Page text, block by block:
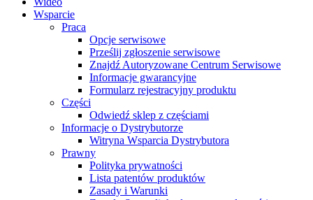
Wsparcie
Praca
Opcje serwisowe
Prześlij zgłoszenie serwisowe
Znajdź Autoryzowane Centrum Serwisowe
Informacje gwarancyjne
Formularz rejestracyjny produktu
Części
Odwiedź sklep z częściami
Informacje o Dystrybutorze
Witryna Wsparcia Dystrybutora
Prawny
Polityka prywatności
Lista patentów produktów
Zasady i Warunki